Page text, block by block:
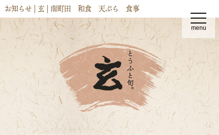
t
o
g
g
v
a
t
i
menu
お知らせ | 玄 | 南町田 和食 天ぷら 食事